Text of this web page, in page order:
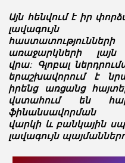
Այն հենվում է իր
լավագույն
հաստատությունների
առաջարկների լայն
վրա: Գլոբալ
երաշխավորում է
իրենց առցանց
վստահում են
ֆինանսավորման
վարկի և բանկային
լավագույն